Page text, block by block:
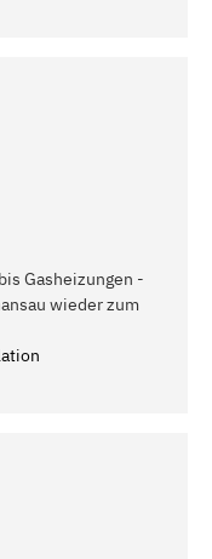
Gasheizungen -
wieder zum